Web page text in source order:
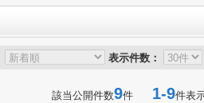
表示件数：
該当公開件数9件 1-9件表